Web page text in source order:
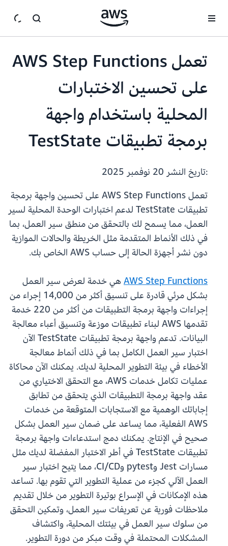
تعمل AWS Step Functions
على تحسين الاختبارات
المحلية باستخدام واجهة
برمجة تطبيقات TestState
:تاريخ النشر
تعمل AWS Step Functions على تحسين واجهة برمجة
تطبيقات TestState لدعم اختبارات الوحدة المحلية لسير
العمل، مما يسمح لك بالتحقق من منطق سير العمل، بما
في ذلك الأنماط المتقدمة مثل الخريطة والحالات الموازية
دون نشر أجهزة الحالة إلى حساب AWS الخاص بك.
AWS Step Functionsهي خدمة لعرض سير العمل
بشكل مرئي قادرة على تنسيق أكثر من 14,000 إجراء من
إجراءات واجهة برمجة التطبيقات من أكثر من 220 خدمة
تقدمها AWS لبناء تطبيقات موزعة وتنسيق أعباء معالجة
البيانات. تدعم واجهة برمجة تطبيقات TestState الآن
اختبار سير العمل الكامل بما في ذلك أنماط معالجة
الأخطاء في بيئة التطوير المحلية لديك. يمكنك الآن محاكاة
عمليات تكامل خدمات AWS، مع التحقق الاختياري من
عقد واجهة برمجة التطبيقات الذي يتحقق من تطابق
إجاباتك الوهمية مع الاستجابات المتوقعة من خدمات
AWS الفعلية، مما يساعد على ضمان سير العمل بشكل
صحيح في الإنتاج. يمكنك دمج استدعاءات واجهة برمجة
تطبيقات TestState في أطر الاختبار المفضلة لديك مثل
مسارات Jest وpytest وCI/CD، مما يتيح اختبار سير
العمل الآلي كجزء من عملية التطوير التي تقوم بها. تساعد
هذه الإمكانات في الإسراع بوتيرة التطوير من خلال تقديم
ملاحظات فورية عن تعريفات سير العمل، وتمكين التحقق
من سلوك سير العمل في بيئتك المحلية، واكتشاف
المشكلات المحتملة في وقت مبكر من دورة التطوير.